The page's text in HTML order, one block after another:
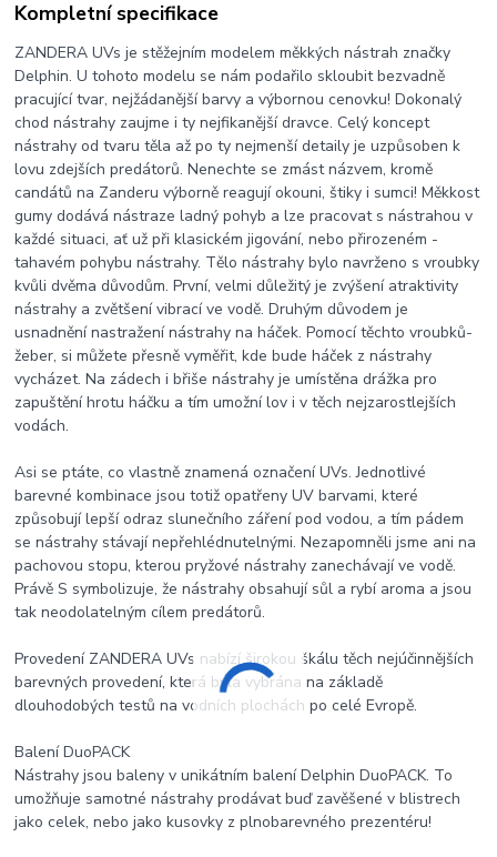
Kompletní specifikace
ZANDERA UVs je stěžejním modelem měkkých nástrah značky
Delphin. U tohoto modelu se nám podařilo skloubit bezvadně
pracující tvar, nejžádanější barvy a výbornou cenovku! Dokonalý
chod nástrahy zaujme i ty nejfikanější dravce. Celý koncept
nástrahy od tvaru těla až po ty nejmenší detaily je uzpůsoben k
lovu zdejších predátorů. Nenechte se zmást názvem, kromě
candátů na Zanderu výborně reagují okouni, štiky i sumci! Měkkost
gumy dodává nástraze ladný pohyb a lze pracovat s nástrahou v
každé situaci, ať už při klasickém jigování, nebo přirozeném -
tahavém pohybu nástrahy. Tělo nástrahy bylo navrženo s vroubky
kvůli dvěma důvodům. První, velmi důležitý je zvýšení atraktivity
nástrahy a zvětšení vibrací ve vodě. Druhým důvodem je
usnadnění nastražení nástrahy na háček. Pomocí těchto vroubků-
žeber, si můžete přesně vyměřit, kde bude háček z nástrahy
vycházet. Na zádech i břiše nástrahy je umístěna drážka pro
zapuštění hrotu háčku a tím umožní lov i v těch nejzarostlejších
vodách.
Asi se ptáte, co vlastně znamená označení UVs. Jednotlivé
barevné kombinace jsou totiž opatřeny UV barvami, které
způsobují lepší odraz slunečního záření pod vodou, a tím pádem
se nástrahy stávají nepřehlédnutelnými. Nezapomněli jsme ani na
pachovou stopu, kterou pryžové nástrahy zanechávají ve vodě.
Právě S symbolizuje, že nástrahy obsahují sůl a rybí aroma a jsou
tak neodolatelným cílem predátorů.
Provedení ZANDERA UVs nabízí širokou škálu těch nejúčinnějších
barevných provedení, která byla vybrána na základě
dlouhodobých testů na vodních plochách po celé Evropě.
Balení DuoPACK
Nástrahy jsou baleny v unikátním balení Delphin DuoPACK. To
umožňuje samotné nástrahy prodávat buď zavěšené v blistrech
jako celek, nebo jako kusovky z plnobarevného prezentéru!